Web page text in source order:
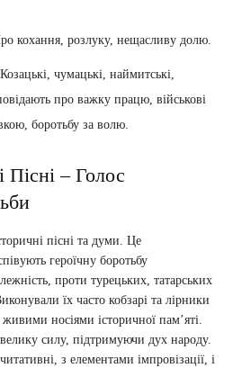
кохання, розлуку, нещасливу долю.
чумацькі, наймитські,
про важку працю, військові
боротьбу за волю.
Пісні – Голос
пісні та думи. Це
героїчну боротьбу
проти турецьких, татарських
їх часто кобзарі та лірники
живими носіями історичної пам’яті.
силу, підтримуючи дух народу.
з елементами імпровізації, і